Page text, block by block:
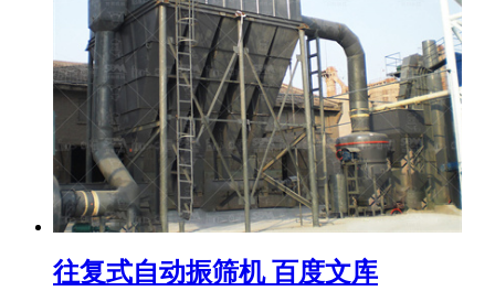
往复式自动振筛机 百度文库